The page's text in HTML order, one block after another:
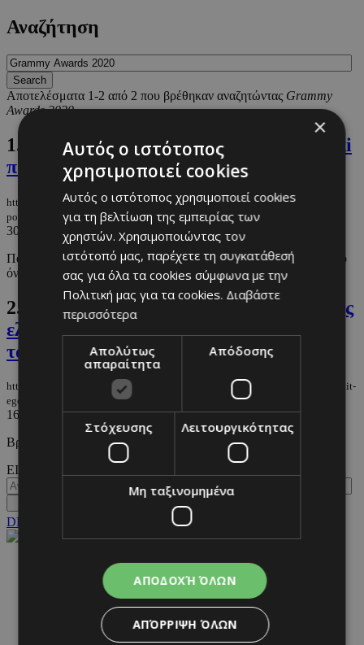
Αναζήτηση
Αποτελέσματα 1-2 από 2 που βρέθηκαν αναζητώντας Grammy
Awards 2020.
1.
Η λαμπερή κληρονόμος των Swarovski
που θα παρουσιάσει την Eurovision
https://m.must.com.cy/gr/people/celebs/i-lamperi-klironomos-ton-swarovski-
poy-tha-paroysiasei-tin-eurovision
30/01/2026
CELEBS
Ποια είναι η παρουσιάστρια του φετινού διαγωνισμού και γιατί το
όνομά της ξεχωρίζει πολύ πέρα από το διάσημο επίθετο.
2.
Elton John: Απέκτησε την ιδιότητα της
ελίτ EGOT με το βραβείο Emmy για την
ταινία της συναυλίας του
https://m.must.com.cy/gr/people/celebs/elton-john-apektise-tin-idiotita-tis-elit-
egot-me-to-brabeio-emmy-gia-tin-tainia-tis-synaylias-toy
16/01/2024|CELEBS
Βρήκε τη θέση του ανάμεσα σε άλλους θρυλικούς ερμηνευτές.
ΕΙΣΟΔΟΣ
DESKTOP
NETWORK:
×
Αυτός ο ιστότοπος
χρησιμοποιεί cookies
Αυτός ο ιστότοπος χρησιμοποιεί cookies
για τη βελτίωση της εμπειρίας των
χρηστών. Χρησιμοποιώντας τον
ιστότοπό μας, παρέχετε τη συγκατάθεσή
σας για όλα τα cookies σύμφωνα με την
Πολιτική μας για τα cookies. Διαβάστε
περισσότερα
Απολύτως
απαραίτητα
Απόδοσης
Στόχευσης Λειτουργικότητας
Μη ταξινομημένα
ΑΠΟΔΟΧΉ ΌΛΩΝ
ΑΠΌΡΡΙΨΗ ΌΛΩΝ